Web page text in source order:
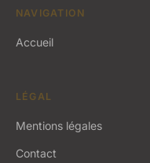
NAVIGATION
Accueil
LÉGAL
Mentions légales
Contact